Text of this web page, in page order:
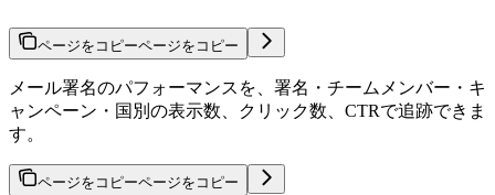
ページをコピーページをコピー
メール署名のパフォーマンスを、署名・チームメンバー・キ
ャンペーン・国別の表示数、クリック数、CTRで追跡できま
す。
ページをコピーページをコピー